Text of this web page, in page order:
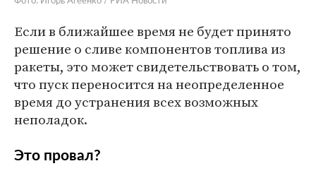
Если в ближайшее время не будет принято
решение о сливе компонентов топлива из
ракеты, это может свидетельствовать о том,
что пуск переносится на неопределенное
время до устранения всех возможных
неполадок.
Это провал?